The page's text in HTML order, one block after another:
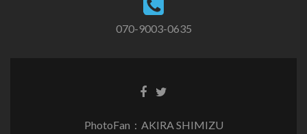
070-9003-0635
PhotoFan：AKIRA SHIMIZU